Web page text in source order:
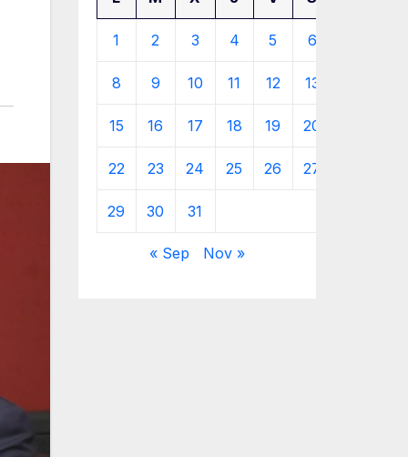
1 2 3 4 5 6
8 9 10 11 12 13
15 16 17 18 19 20
22 23 24 25 26 27
29 30 31
« Sep Nov »